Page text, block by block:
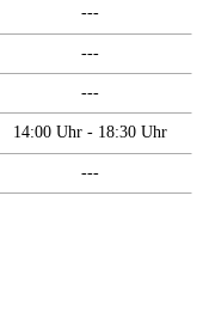
---
---
---
14:00 Uhr - 18:30 Uhr
---